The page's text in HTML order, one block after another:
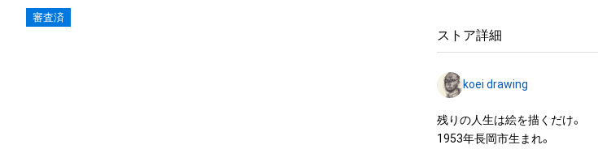
審査済
・アイテム画像を使用し、グッ
アイテムに関する注意事項
みますがこれらに限られません
用新案権、商標権、意匠権その
ストア詳細
koei drawing
残りの人生は絵を描くだけ。
1953年長岡市生まれ。